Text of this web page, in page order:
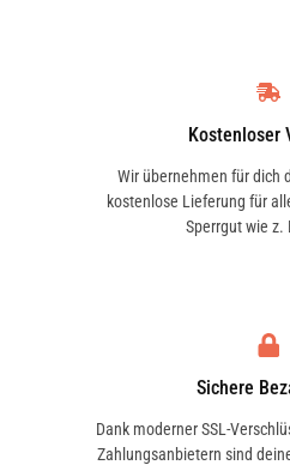
Kostenloser
Wir übernehmen für dich
kostenlose Lieferung für
Sperrgut wie z.
Sichere
Dank moderner SSL-
Zahlungsanbietern sind